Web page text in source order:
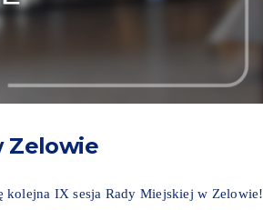
Zelowie
IX sesja Rady Miejskiej w Zelowie!